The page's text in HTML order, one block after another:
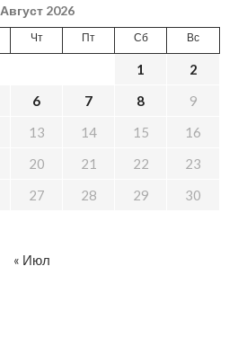
Август 2026
Чт Пт Сб Вс
1
2
6 7 8
9
13 14 15
16
20 21 22
23
27 28 29
30
« Июл